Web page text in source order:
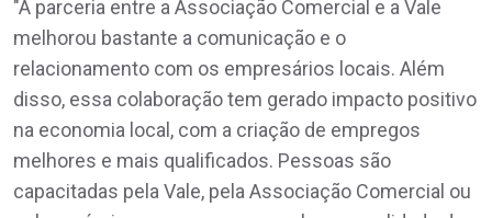
"A parceria entre a Associação Comercial e a Vale
melhorou bastante a comunicação e o
relacionamento com os empresários locais. Além
disso, essa colaboração tem gerado impacto positivo
na economia local, com a criação de empregos
melhores e mais qualificados. Pessoas são
capacitadas pela Vale, pela Associação Comercial ou